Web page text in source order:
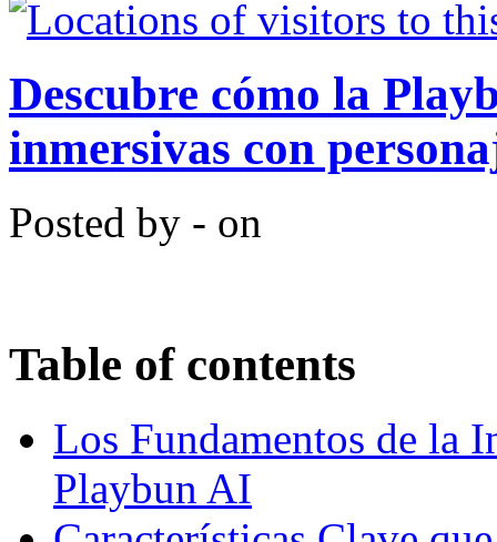
Descubre cómo la
inmersivas con
Posted by - on
Table of contents
Los Fundamentos de la
Playbun AI